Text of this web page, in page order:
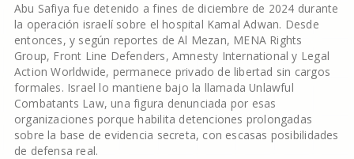
Abu Safiya fue detenido a fines de diciembre de 2024 durante
la operación israelí sobre el hospital Kamal Adwan. Desde
entonces, y según reportes de Al Mezan, MENA Rights
Group, Front Line Defenders, Amnesty International y Legal
Action Worldwide, permanece privado de libertad sin cargos
formales. Israel lo mantiene bajo la llamada Unlawful
Combatants Law, una figura denunciada por esas
organizaciones porque habilita detenciones prolongadas
sobre la base de evidencia secreta, con escasas posibilidades
de defensa real.